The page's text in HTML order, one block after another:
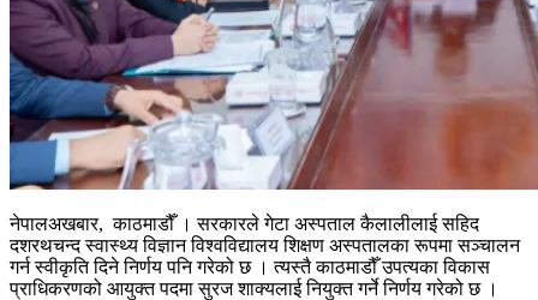
नेपालअखबार, काठमाडौँ । सरकारले गेटा अस्पताल कैलालीलाई सहिद
दशरथचन्द स्वास्थ्य विज्ञान विश्वविद्यालय शिक्षण अस्पतालका रूपमा सञ्चालन
गर्न स्वीकृति दिने निर्णय पनि गरेको छ । त्यस्तै काठमाडौँ उपत्यका विकास
प्राधिकरणको आयुक्त पदमा सुरज शाक्यलाई नियुक्त गर्ने निर्णय गरेको छ ।